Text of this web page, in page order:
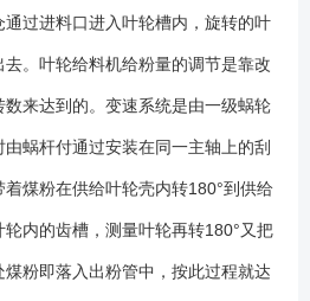
）落下的粉粒物料便由进料口进入叶轮格
料机除了具有给料均匀、结构紧凑、密
如下特点： 1、在运转中较高两端进料
给料机具有明显的节能功效； 2、两端
。 1、该类型设备从材质上分碳钢、
类型； 2、从功能上有常温、耐高温类
过进料口进入叶轮槽内，旋转的叶
。叶轮给料机给粉量的调节是靠改
来达到的。变速系统是由一级蜗轮
蜗杆付通过安装在同一主轴上的刮
煤粉在供给叶轮壳内转180°到供给
内的齿槽，测量叶轮再转180°又把
粉即落入出粉管中，按此过程就达